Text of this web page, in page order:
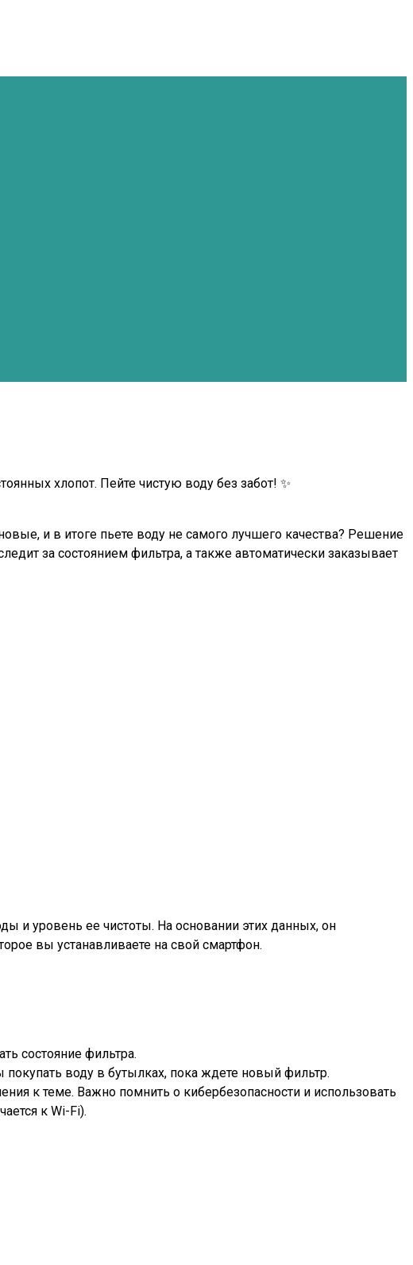
хлопот. Пейте чистую воду без забот! ✨
и в итоге пьете воду не самого лучшего качества? Решение
за состоянием фильтра, а также автоматически заказывает
и уровень ее чистоты. На основании этих данных, он
вы устанавливаете на свой смартфон.
состояние фильтра.
воду в бутылках, пока ждете новый фильтр.
к теме. Важно помнить о кибербезопасности и использовать
к Wi-Fi).